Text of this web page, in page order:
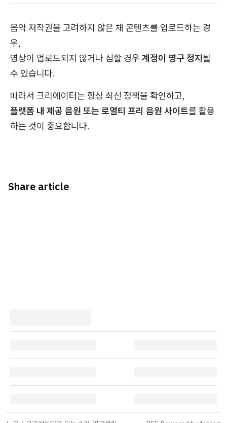
음악 저작권을 고려하지 않은 채 콘텐츠를 업로드하는 경
우,
영상이 업로드되지 않거나 심할 경우 계정이 영구 정지될
수 있습니다.
따라서 크리에이터는 항상 최신 정책을 확인하고,
플랫폼 내 제공 음원 또는 로열티 프리 음원 사이트를 활용
하는 것이 중요합니다.
Share article